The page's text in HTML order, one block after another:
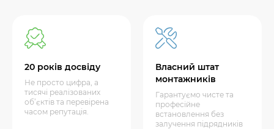
20 років досвіду
Не просто цифра, а
тисячі реалізованих
об’єктів та перевірена
часом репутація.
Власний штат
монтажників
Гарантуємо чисте та
професійне
встановлення без
залучення підрядників